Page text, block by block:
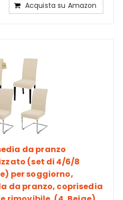
Acquista su Amazon
da pranzo
(set di 4/6/8
per soggiorno,
da pranzo, coprisedia